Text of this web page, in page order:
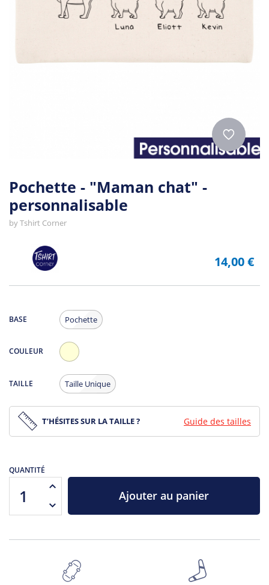
Pochette - "Maman chat" -
personnalisable
byTshirt Corner
14,00 €
BASE Pochette
COULEUR
TAILLE Taille Unique
T’HÉSITES SUR LA TAILLE ? Guide des tailles
QUANTITÉ
Ajouter au panier